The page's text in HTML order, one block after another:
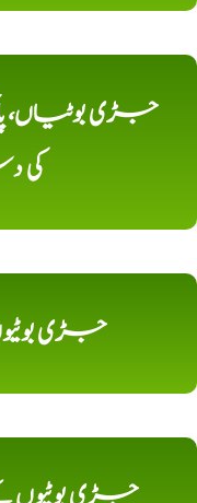
جڑی بوٹیاں،
کی
جڑی بوٹیوں